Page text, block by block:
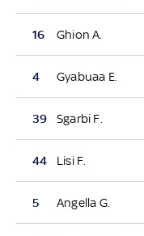
16 Ghion A.
4 Gyabuaa E.
39 Sgarbi F.
44 Lisi F.
5 Angella G.